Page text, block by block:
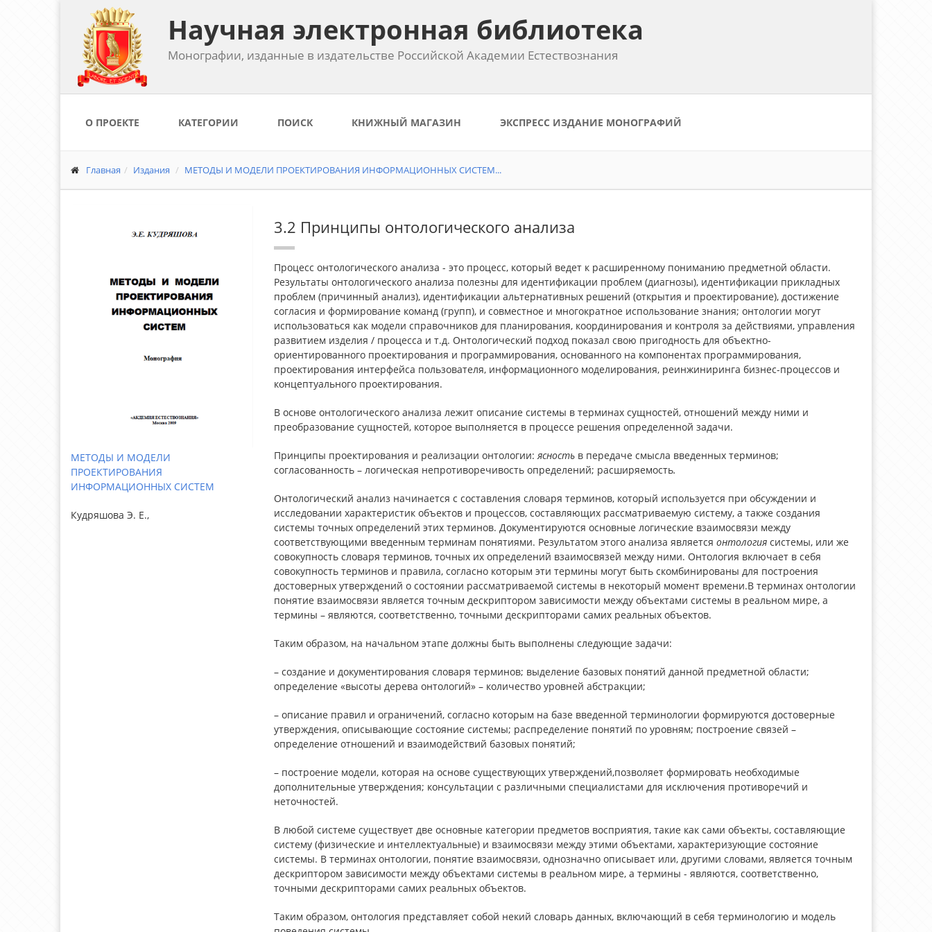
Научная электронная библиотека
Монографии, изданные в издательстве Российской Академии Естествознания
О ПРОЕКТЕ КАТЕГОРИИ ПОИСК КНИЖНЫЙ МАГАЗИН ЭКСПРЕСС ИЗДАНИЕ МОНОГРАФИЙ
Главная Издания МЕТОДЫ И МОДЕЛИ ПРОЕКТИРОВАНИЯ ИНФОРМАЦИОННЫХ СИСТЕМ...
МЕТОДЫ И МОДЕЛИ
ПРОЕКТИРОВАНИЯ
ИНФОРМАЦИОННЫХ СИСТЕМ
Кудряшова Э. Е.,
3.2 Принципы онтологического анализа
Процесс онтологиче­ского анализа - это процесс, который ведет к расширенному понима­нию предметной области.
Результаты онтологического анализа полезны для идентификации проблем (диагнозы), идентификации прикладных
проблем (причинный анализ), идентификации альтернативных решений (открытия и проектирование), достижение
согласия и формирование команд (групп), и со­вместное и многократное использование знания; онтологии могут
использо­ваться как модели справочников для планирования, координирования и кон­троля за действиями, управления
развитием изделия / процесса и т.д. Онтологический подход показал свою пригодность для объектно-
ориентированного проектирования и программирования, ос­нованного на компонентах программирования,
проектирования интерфейса пользователя, информационного моделирования, реинжиниринга бизнес-про­цессов и
концептуального проектирования.
В основе онтологического анализа лежит описание системы в терминах сущностей, отношений между ними и
преобразование сущностей, которое выполняется в процессе решения определенной задачи.
Принципы проектирования и реализации онтологии:ясностьв передаче смысла введенных терминов;
согласованность – логическая непротиворечивость определений; расширяемость.
Онтологический анализ начинается с составления словаря терминов, который используется при обсуждении и
исследовании характеристик объектов и процессов, составляющих рассматриваемую систему, а также создания
системы точных определений этих терминов. Документируются основные логические взаимосвязи между
соответствующими введенным терминам понятиями. Результатом этого анализа является онтологиясистемы, или же
совокупность словаря терминов, точных их определений взаимосвязей между ними. Онтология включает в себя
совокупность терминов и правила, согласно которым эти термины могут быть скомбинированы для построения
достоверных утверждений о состоянии рассматриваемой системы в некоторый момент времени.В терминах онтологии
понятие взаимосвязи является точным дескриптором зависимости между объектами системы в реальном мире, а
термины – являются, соответственно, точными дескрипторами самих реальных объектов.
Таким образом, на начальном этапе должны быть выполнены следующие задачи:
– создание и документирования словаря терминов; выделение базовых понятий данной предметной области;
определение «высоты дерева онтологий» – количество уровней абстракции;
– описание правил и ограничений, согласно которым на базе введенной терминологии формируются достоверные
утверждения, описывающие состояние системы; распределение понятий по уровням; построение связей –
определение отношений и взаимодействий базовых понятий;
– построение модели, которая на основе существующих утверждений,позволяет формировать необходимые
дополнительные утверждения; консультации с различными специалистами для исключения противоречий и
неточностей.
В любой системе существует две основные категории предметов восприятия, такие как сами объекты, составляющие
систему (физические и интеллектуальные) и взаимосвязи между этими объектами, характеризующие состояние
системы. В терминах онтологии, понятие взаимосвязи, однозначно описывает или, другими словами, является точным
дескриптором зависимости между объектами системы в реальном мире, а термины - являются, соответственно,
точными дескрипторами самих реальных объектов.
Таким образом, онтология представляет собой некий словарь данных, включающий в себя терминологию и модель